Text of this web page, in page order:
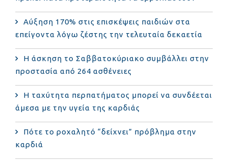
Αύξηση 170% στις επισκέψεις παιδιών στα
επείγοντα λόγω ζέστης την τελευταία δεκαετία
Η άσκηση το Σαββατοκύριακο συμβάλλει στην
προστασία από 264 ασθένειες
Η ταχύτητα περπατήματος μπορεί να συνδέεται
άμεσα με την υγεία της καρδιάς
Πότε το ροχαλητό “δείχνει” πρόβλημα στην
καρδιά